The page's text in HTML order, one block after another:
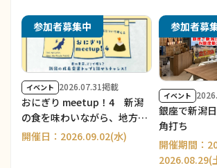
参加者募集中
イベント 2026.07.31掲載
おにぎり meetup！4 新潟
の食を味わいながら、地方で
働く選択肢について考える ／
開催日：2026.09.02(水)
参加者募
イベント
銀座で新潟
角打ち
開催期間：
2026.08.29(